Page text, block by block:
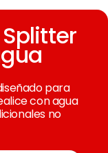
para
con agua
no